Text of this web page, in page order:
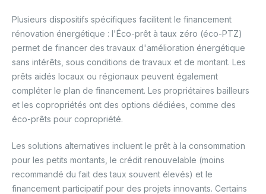
Plusieurs dispositifs spécifiques facilitent le financement
rénovation énergétique : l'Éco-prêt à taux zéro (éco-PTZ)
permet de financer des travaux d'amélioration énergétique
sans intérêts, sous conditions de travaux et de montant. Les
prêts aidés locaux ou régionaux peuvent également
compléter le plan de financement. Les propriétaires bailleurs
et les copropriétés ont des options dédiées, comme des
éco-prêts pour copropriété.
Les solutions alternatives incluent le prêt à la consommation
pour les petits montants, le crédit renouvelable (moins
recommandé du fait des taux souvent élevés) et le
financement participatif pour des projets innovants. Certains